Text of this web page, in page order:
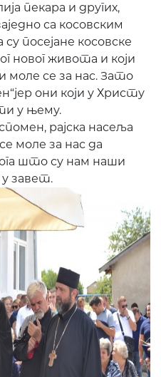
пекара и других,
са косовским
посејане косовске
новог живота и који
моле се за нас. Зато
они који у Христу
у њему.
рајска насеља
моле за нас да
што су нам наши
завет.